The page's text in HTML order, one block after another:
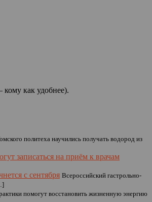
как удобнее).
политеха научились получать водород из
записаться на приём к врачам
с сентября Всероссийский гастрольно-
помогут восстановить жизненную энергию